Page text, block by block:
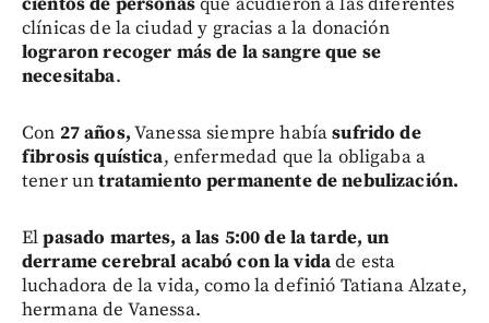
clínicas de la ciudad y gracias a la donación
lograron recoger más de la sangre que se
necesitaba.
Con 27 años,Vanessa siempre habíasufrido de
fibrosis quística, enfermedad que la obligaba a
tener untratamiento permanente de nebulización.
Elpasado martes, a las 5:00 de la tarde, un
derrame cerebral acabó con la vidade esta
luchadora de la vida, como la definió Tatiana Alzate,
hermana de Vanessa.